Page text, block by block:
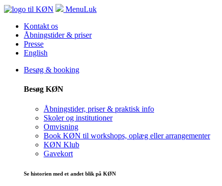
MenuLuk
Kontakt os
Åbningstider & priser
Presse
English
Besøg & booking
Besøg KØN
Åbningstider, priser & praktisk info
Skoler og institutioner
Omvisning
Book KØN til workshops, oplæg eller arrangementer
KØN Klub
Gavekort
Se historien med et andet blik på KØN